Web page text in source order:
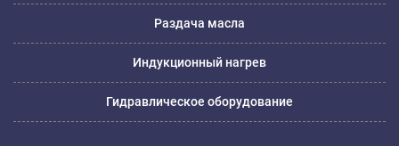
Раздача масла
Индукционный нагрев
Гидравлическое оборудование